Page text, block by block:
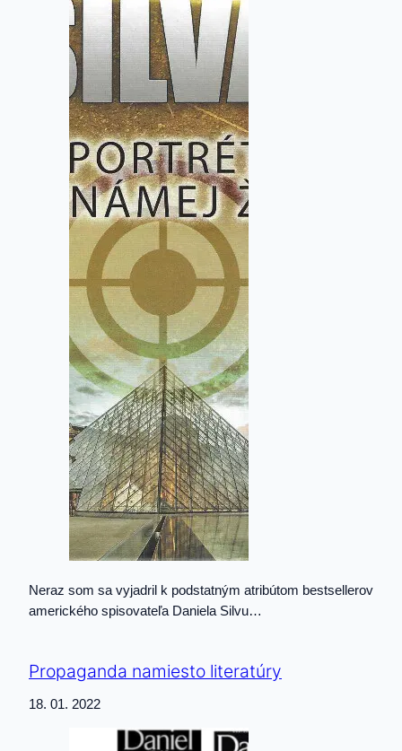
Neraz som sa vyjadril k podstatným atribútom bestsellerov
amerického spisovateľa Daniela Silvu…
Propaganda namiesto literatúry
18. 01. 2022